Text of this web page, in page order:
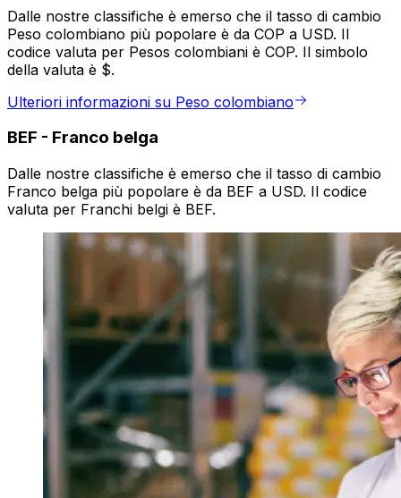
Dalle nostre classifiche è emerso che il tasso di cambio
Peso colombiano più popolare è da COP a USD. Il
codice valuta per Pesos colombiani è COP. Il simbolo
della valuta è $.
Ulteriori informazioni su Peso colombiano
BEF - Franco belga
Dalle nostre classifiche è emerso che il tasso di cambio
Franco belga più popolare è da BEF a USD. Il codice
valuta per Franchi belgi è BEF.